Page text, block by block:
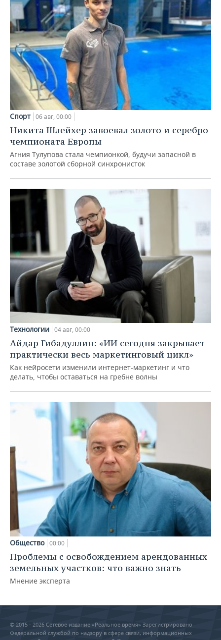
Спорт 06 авг, 00:00
Никита Шлейхер завоевал золото и серебро
чемпионата Европы
Агния Тулупова стала чемпионкой, будучи запасной в
составе золотой сборной синхронисток
Технологии 04 авг, 00:00
Айдар Гибадуллин: «ИИ сегодня закрывает
практически весь маркетинговый цикл»
Как нейросети изменили интернет-маркетинг и что
делать, чтобы оставаться на гребне волны
Общество 00:00
Проблемы с освобождением арендованных
земельных участков: что важно знать
Мнение эксперта
© 2015 - 2026 Сетевое издание «Реальное время» Зарегистрировано
Федеральной службой по надзору в сфере связи, информационных